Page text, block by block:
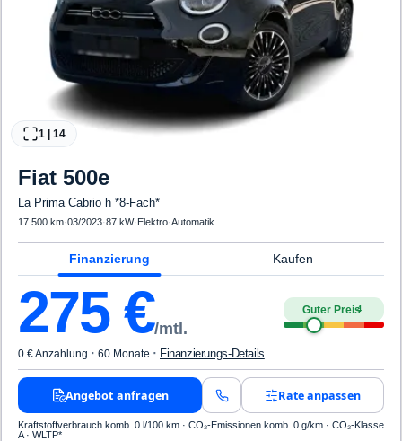
1 14
Fiat 500e
La Prima Cabrio h *8-Fach*
17.500 km·03/2023·87 kW· Elektro·Automatik
Finanzierung Kaufen
275€/mtl.
Guter Preis4
0 € Anzahlung · 60 Monate · Finanzierungs-Details
Angebot anfragen Rate anpassen
Kraftstoffverbrauch komb. 0 l/100 km · CO₂-Emissionen komb. 0 g/km · CO₂-Klasse
A · WLTP*